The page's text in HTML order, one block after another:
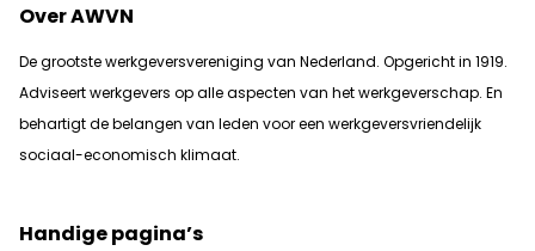
Over AWVN
De grootste werkgeversvereniging van Nederland. Opgericht in 1919.
Adviseert werkgevers op alle aspecten van het werkgeverschap. En
behartigt de belangen van leden voor een werkgeversvriendelijk
sociaal-economisch klimaat.
Handige pagina’s